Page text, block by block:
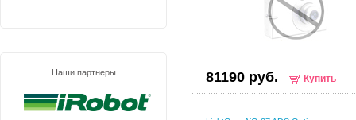
81190 руб. Купить
Наши партнеры